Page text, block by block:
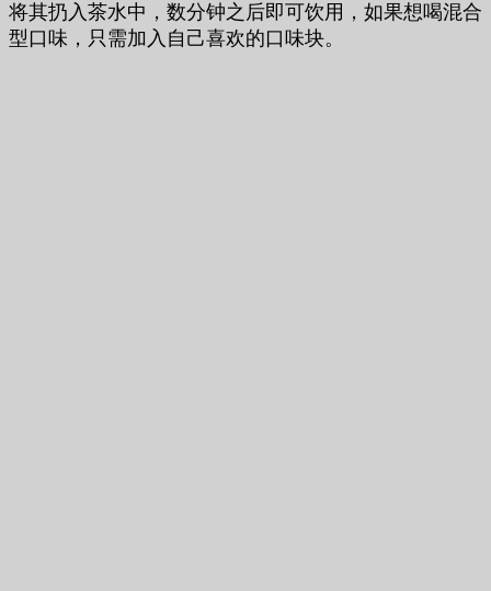
将其扔入茶水中，数分钟之后即可饮用，如果想喝混合
型口味，只需加入自己喜欢的口味块。